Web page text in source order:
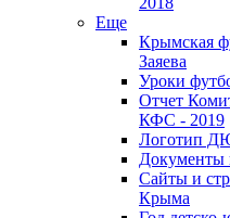
Еще
Крымская
Заяева
Уроки
Отчет
КФС - 2019
Логотип
Сайты и
Крыма